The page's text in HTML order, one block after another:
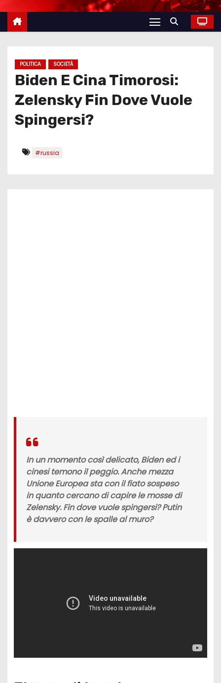
POLITICA SOCIETÀ
Biden E Cina Timorosi:
Zelensky Fin Dove Vuole
Spingersi?
#russia
In un momento così delicato, Biden ed i
cinesi temono il peggio. Anche mezza
Unione Europea sta con il fiato sospeso
in quanto cercano di capire le mosse di
Zelensky. Fin dove vuole spingersi? Putin
è davvero con le spalle al muro?